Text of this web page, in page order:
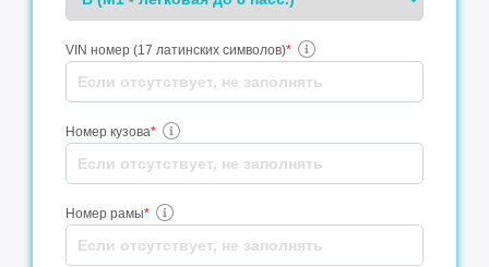
VIN номер (17 латинских символов)*
Номер кузова*
Номер рамы*